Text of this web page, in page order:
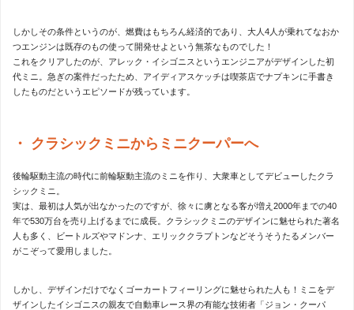
しかしその条件というのが、燃費はもちろん経済的であり、大人4人が乗れてなおか
つエンジンは既存のもの使って開発せよという無茶なものでした！
これをクリアしたのが、アレック・イシゴニスというエンジニアがデザインした初
代ミニ。急ぎの案件だったため、アイディアスケッチは喫茶店でナプキンに手書き
したものだというエピソードが残っています。
クラシックミニからミニクーパーへ
後輪駆動主流の時代に前輪駆動主流のミニを作り、大衆車としてデビューしたクラ
シックミニ。
実は、最初は人気が出なかったのですが、徐々に虜となる客が増え2000年までの40
年で530万台を売り上げるまでに成長。クラシックミニのデザインに魅せられた著名
人も多く、ビートルズやマドンナ、エリッククラプトンなどそうそうたるメンバー
がこぞって愛用しました。
しかし、デザインだけでなくゴーカートフィーリングに魅せられた人も！ミニをデ
ザインしたイシゴニスの親友で自動車レース界の有能な技術者「ジョン・クーパ